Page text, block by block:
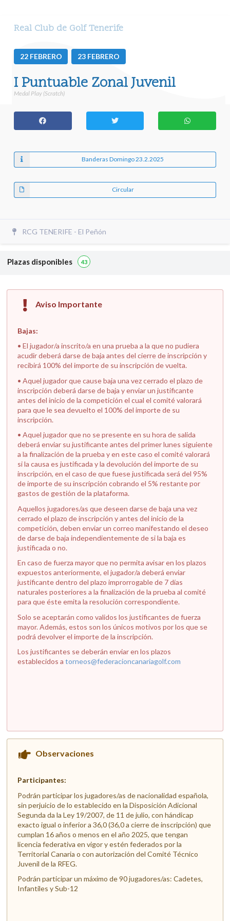
Real Club de Golf Tenerife
22 FEBRERO 23 FEBRERO
I Puntuable Zonal Juvenil
Medal Play (Scratch)
Banderas Domingo 23.2.2025
Circular
RCG TENERIFE - El Peñón
Plazas disponibles 43
Aviso Importante
Bajas:
• El jugador/a inscrito/a en una prueba a la que no pudiera
acudir deberá darse de baja antes del cierre de inscripción y
recibirá 100% del importe de su inscripción de vuelta.
• Aquel jugador que cause baja una vez cerrado el plazo de
inscripción deberá darse de baja y enviar un justificante
antes del inicio de la competición el cual el comité valorará
para que le sea devuelto el 100% del importe de su
inscripción.
• Aquel jugador que no se presente en su hora de salida
deberá enviar su justificante antes del primer lunes siguiente
a la finalización de la prueba y en este caso el comité valorará
si la causa es justificada y la devolución del importe de su
inscripción, en el caso de que fuese justificada será del 95%
de importe de su inscripción cobrando el 5% restante por
gastos de gestión de la plataforma.
Aquellos jugadores/as que deseen darse de baja una vez
cerrado el plazo de inscripción y antes del inicio de la
competición, deben enviar un correo manifestando el deseo
de darse de baja independientemente de si la baja es
justificada o no.
En caso de fuerza mayor que no permita avisar en los plazos
expuestos anteriormente, el jugador/a deberá enviar
justificante dentro del plazo improrrogable de 7 días
naturales posteriores a la finalización de la prueba al comité
para que éste emita la resolución correspondiente.
Solo se aceptarán como validos los justificantes de fuerza
mayor. Además, estos son los únicos motivos por los que se
podrá devolver el importe de la inscripción.
Los justificantes se deberán enviar en los plazos
establecidos a torneos@federacioncanariagolf.com
Observaciones
Participantes:
Podrán participar los jugadores/as de nacionalidad española,
sin perjuicio de lo establecido en la Disposición Adicional
Segunda da la Ley 19/2007, de 11 de julio, con hándicap
exacto igual o inferior a 36,0 (36,0 a cierre de inscripción) que
cumplan 16 años o menos en el año 2025, que tengan
licencia federativa en vigor y estén federados por la
Territorial Canaria o con autorización del Comité Técnico
Juvenil de la RFEG.
Podrán participar un máximo de 90 jugadores/as: Cadetes,
Infantiles y Sub-12